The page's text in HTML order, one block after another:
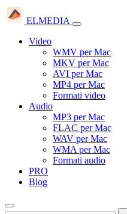
ELMEDIA
Video
WMV per Mac
MKV per Mac
AVI per Mac
MP4 per Mac
Formati video
Audio
MP3 per Mac
FLAC per Mac
WAV per Mac
WMA per Mac
Formati audio
PRO
Blog